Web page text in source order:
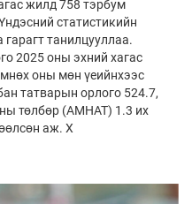
жилд 758 тэрбум
статистикийн
танилцууллаа.
2025 оны эхний хагас
оны мөн үеийнхээс
татварын орлого 524.7,
төлбөр (АМНАТ) 1.3 их
аж. Х